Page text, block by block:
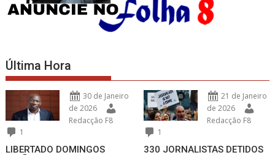
Última Hora
30 de Janeiro
de 2026
Redacção F8
1
LIBERTADO DOMINGOS
21 de Janeiro
de 2026
Redacção F8
1
330 JORNALISTAS DETIDOS